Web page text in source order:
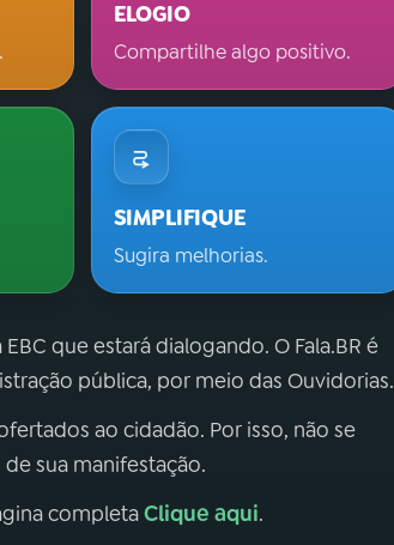
ELOGIO
Compartilhe algo positivo.
SIMPLIFIQUE
Sugira melhorias.
que estará dialogando. O Fala.BR é
pública, por meio das Ouvidorias.
ao cidadão. Por isso, não se
sua manifestação.
completaClique aqui.